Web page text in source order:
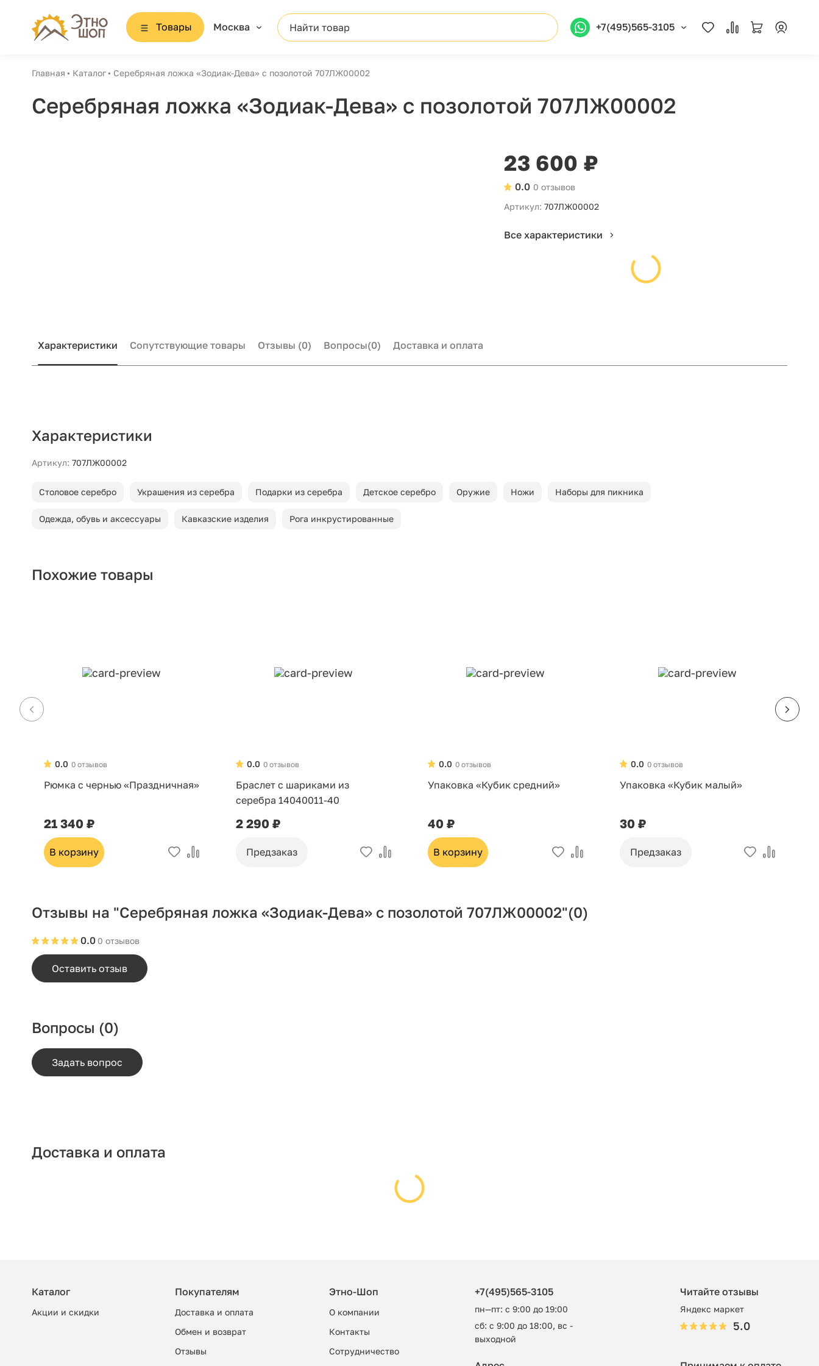
Товары Москва Найти товар +7(495)565-3105
Главная Каталог Серебряная ложка «Зодиак-Дева» с позолотой 707ЛЖ00002
Серебряная ложка «Зодиак-Дева» с позолотой 707ЛЖ00002
23 600 ₽
0 отзывов
0.0
Артикул: 707ЛЖ00002
Все характеристики
Характеристики Сопутствующие товары Отзывы (0) Вопросы(0) Доставка и оплата
Характеристики
Артикул: 707ЛЖ00002
Столовое серебро Украшения из серебра Подарки из серебра Детское серебро Оружие Ножи Наборы для пикника
Одежда, обувь и аксессуары Кавказские изделия Рога инкрустированные
Похожие товары
0 отзывов
0.0
Рюмка с чернью «Праздничная»
21 340 ₽
В корзину
0 отзывов
0.0
Браслет с шариками из
серебра 14040011-40
2 290 ₽
Предзаказ
0 отзывов
0.0
Упаковка «Кубик средний»
40 ₽
В корзину
0 отзывов
0.0
Упаковка «Кубик малый»
30 ₽
Предзаказ
Отзывы на "Серебряная ложка «Зодиак-Дева» с позолотой 707ЛЖ00002"(0)
0 отзывов
0.0
Оставить отзыв
Вопросы (0)
Задать вопрос
Доставка и оплата
Каталог
Акции и скидки
Покупателям
Доставка и оплата
Обмен и возврат
Отзывы
Этно-Шоп
О компании
Контакты
Сотрудничество
+7(495)565-3105
пн—пт: с 9:00 до 19:00
сб: с 9:00 до 18:00, вс -
выходной
Читайте отзывы
Яндекс маркет
5.0